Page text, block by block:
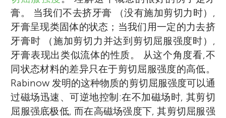
膏。 当我们不去挤牙膏 （没有施加剪切力时）,
牙膏呈现类固体的状态；当我们用一定的力去挤
牙膏时 （施加剪切力并达到剪切屈服强度时）,
牙膏表现出类似流体的性质。 从这个角度看,不
同状态材料的差异只在于剪切屈服强度的高低。
Rabinow 发明的这种物质的剪切屈服强度可以通
过磁场迅速、可逆地控制:在不加磁场时, 其剪切
屈服强底极低, 而在高磁场强度下, 其剪切屈服强